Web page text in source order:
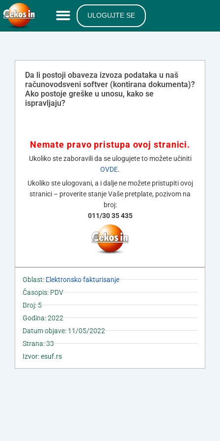
ULOGUJTE SE
Da li postoji obaveza izvoza podataka u naš
računovodsveni softver (kontirana dokumenta)?
Ako postoje greške u unosu, kako se
ispravljaju?
Nemate pravo pristupa ovoj stranici.
Ukoliko ste zaboravili da se ulogujete to možete učiniti
OVDE.
Ukoliko ste ulogovani, a i dalje ne možete pristupiti ovoj
stranici – proverite stanje Vaše pretplate, pozivom na
broj:
011/30 35 435
Oblast:Elektronsko fakturisanje
Časopis: PDV
Broj: 5
Godina: 2022
Datum objave: 11/05/2022
Strana: 33
Izvor: esuf.rs